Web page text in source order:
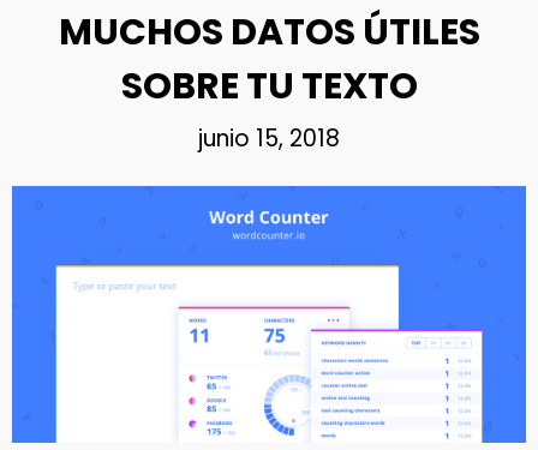
MUCHOS DATOS ÚTILES
SOBRE TU TEXTO
junio 15, 2018